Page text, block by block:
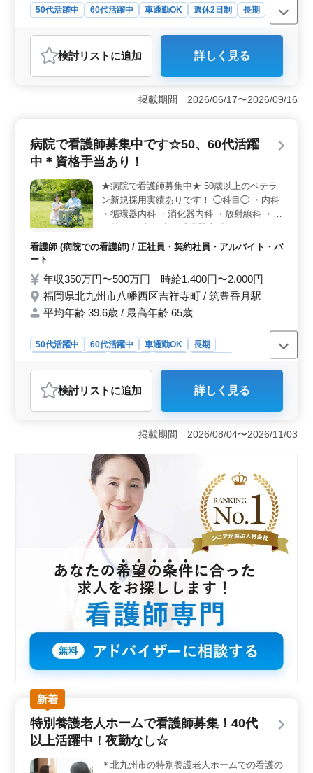
採用しました。 年齢ではなく経験のあるベ
テラン層を待ってます。ぜひご応募下さい！
50代活躍中 60代活躍中 車通勤OK 週休2日制
長期
おすすめポイント
＜働きやすさ＞ 週休2日制、残業少なめなど、働きやす
く長期安定の勤務環境です。 車通勤可で通勤ストレス
も軽減できます。 ＜業務内容＞ 多岐にわたる看護
給1,400円〜1,900円。 通勤手当実費支給、社会保険完
備など福利厚生面も充実しており、安心です。
検討リスト に追加 詳しく見る
掲載期間 2026/06/17〜2026/09/16
病院で看護師募集中です☆50、60代活躍
中＊資格手当あり！
★病院で看護師募集中★ 50歳以上のベテラ
ン新規採用実績ありです！ ◯科目◯ ・内科
・循環器内科 ・消化器内科 ・放射線科 ・整
ーション科 ▶業務内容 ・血圧や体温、脈拍
検査 ・入院患者の体位交換 ・ガーゼ交換 ・
投薬 ・カルテ整理、記録 ・ナースコール対
応 等 ▶ポイント ・社会保険完備 ・資格手
当あり 皆様のご応募お待ちしております＾
＾♪
看護師 (病院での看護師) / 正社員・契約社員・アルバイト・パ
ート
年収350万円〜500万円 時給1,400円〜2,000円
福岡県北九州市八幡西区吉祥寺町 / 筑豊香月駅
平均年齢 39.6歳 / 最高年齢 65歳
50代活躍中 60代活躍中 車通勤OK
長期
おすすめポイント
＜働きやすい勤務条件＞ 週3〜5日勤務が可能で雇用形
態も正社員、契約社員、アルバイト・パートから選べま
す。4週8休制で夏季や年末年始の休暇もあるためプライ
ベートの時間も大切にできます。また車通勤が可能で通
勤手当も実費支給されます。 ＜充実した福利厚生
＞ 社会保険が完備されており、安心して長期的に働け
る環境です。資格手当もあり、スキルに応じた適正な報
酬が受けられます。残業が少なく、女性や50代、60代の
ベテラン看護師さんが多く活躍している職場です。
＜幅広い診療科目での経験が積める＞ 内科、循環器内
科、消化器内科、放射線科、整形外科、皮膚科、呼吸器
内科、リハビリテーション科といった多岐にわたる診療
科目での経験が積めます。業務内容も血圧測定や注射、
点滴など多岐にわたり、看護師としてのスキルアップが
望めます。
検討リスト に追加 詳しく見る
掲載期間 2026/08/04〜2026/11/03
新着
特別養護老人ホームで看護師募集！40代
以上活躍中！夜勤なし☆
＊北九州市の特別養護老人ホームでの看護の